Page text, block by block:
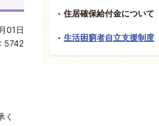
01日
5742
く
住居確保給付金について
生活困窮者自立支援制度